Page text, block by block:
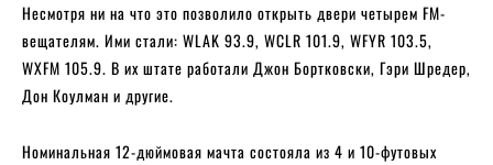
Несмотря ни на что это позволило открыть двери четырем FM-
вещателям. Ими стали: WLAK 93.9, WCLR 101.9, WFYR 103.5,
WXFM 105.9. В их штате работали Джон Бортковски, Гэри Шредер,
Дон Коулман и другие.
Номинальная 12-дюймовая мачта состояла из 4 и 10-футовых